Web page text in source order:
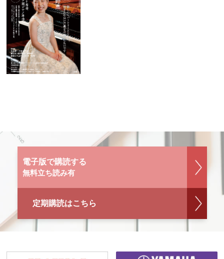
電子版で購読する
無料立ち読み有
定期購読はこちら